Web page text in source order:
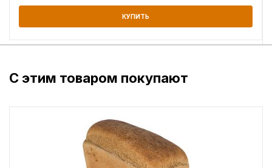
КУПИТЬ
С этим товаром покупают